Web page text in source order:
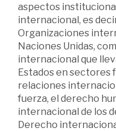
aspectos
internacional, es
Organizaciones
Naciones Unidas,
internacional que
Estados en sectores
relaciones
fuerza, el derecho
internacional de los
Derecho